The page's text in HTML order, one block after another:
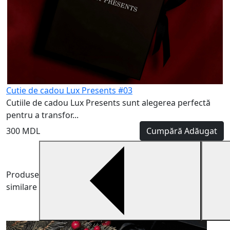
Cutie de cadou Lux Presents #03
Cutiile de cadou Lux Presents sunt alegerea perfectă
pentru a transfor...
300 MDL
Cumpără Adăugat
Produse
similare